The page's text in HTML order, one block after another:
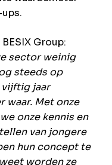
Group:
sector weinig
steeds op
vijftig jaar
waar.Met onze
onze kennis en
van jongere
hun concept te
worden ze